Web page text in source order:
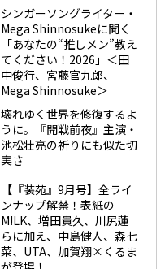
シンガーソングライター・
Mega Shinnosukeに聞く
「あなたの“推しメン”教え
てください！2026」＜田
中俊行、宮藤官九郎、
Mega Shinnosuke＞
壊れゆく世界を修復するよ
うに。『開戦前夜』主演・
池松壮亮の祈りにも似た切
実さ
【『装苑』9月号】全ライ
ンナップ解禁！表紙の
M!LK、増田貴久、川尻蓮
らに加え、中島健人、森七
菜、UTA、加賀翔×くるま